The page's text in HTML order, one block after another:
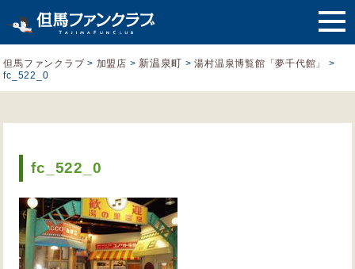
但馬ファンクラブ > 加盟店 > 新温泉町 >湯村温泉博覧館「夢千代館」
>
fc_522_0
fc_522_0